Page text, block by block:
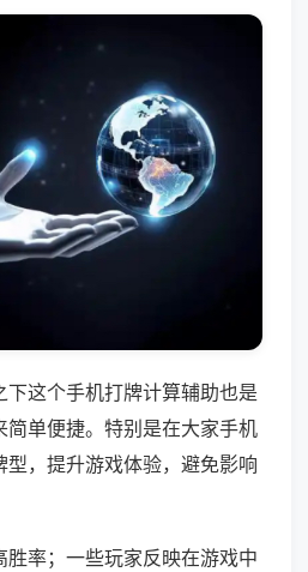
下这个手机打牌计算辅助也是
简单便捷。特别是在大家手机
，提升游戏体验，避免影响
率；一些玩家反映在游戏中